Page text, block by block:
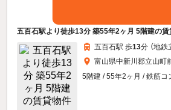
五百石駅より徒歩13分 築55年2ヶ月 5階建の賃
五百石駅 歩13分 （地鉄
富山県中新川郡立山町
5階建 / 55年2ヶ月 / 鉄筋コ